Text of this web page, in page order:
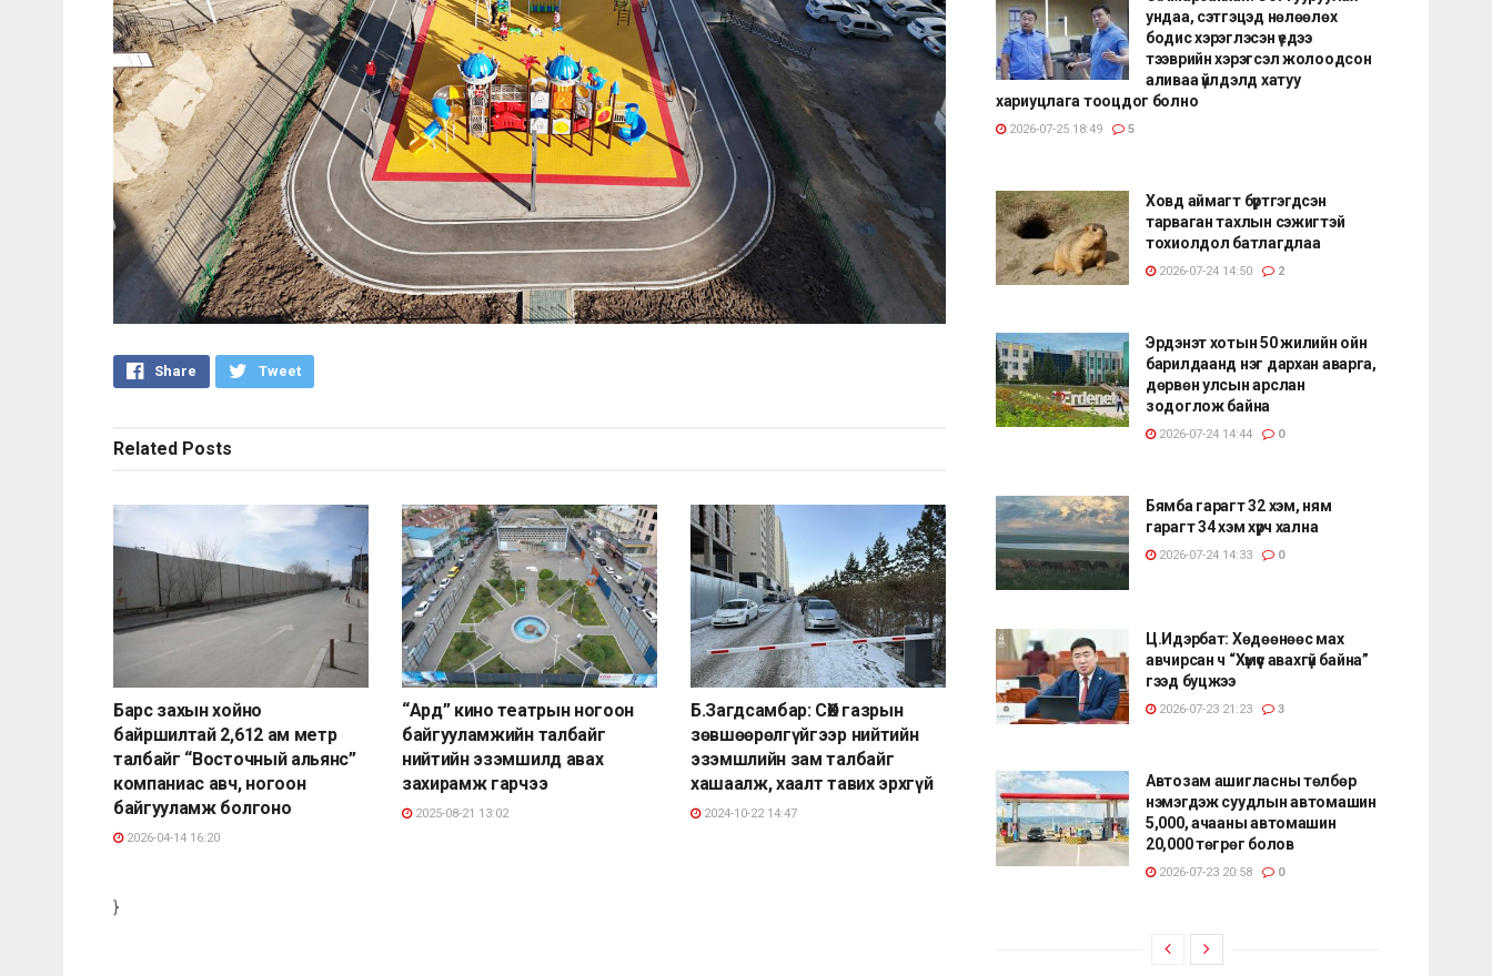
Share Tweet
Related Posts
Барс захын хойно
байршилтай 2,612 ам метр
талбайг “Восточный альянс”
компаниас авч, ногоон
байгууламж болгоно
2026-04-14 16:20
“Ард” кино театрын ногоон
байгууламжийн талбайг
нийтийн эзэмшилд авах
захирамж гарчээ
2025-08-21 13:02
Б.Загдсамбар: СӨХ газрын
зөвшөөрөлгүйгээр нийтийн
эзэмшлийн зам талбайг
хашаалж, хаалт тавих эрхгүй
2024-10-22 14:47
}
ундаа, сэтгэцэд нөлөөлөх
бодис хэрэглэсэн үедээ
тээврийн хэрэгсэл жолоодсон
аливаа үйлдэлд хатуу
хариуцлага тооцдог болно
2026-07-25 18:49 5
Ховд аймагт бүртгэгдсэн
тарваган тахлын сэжигтэй
тохиолдол батлагдлаа
2026-07-24 14:50 2
Эрдэнэт хотын 50 жилийн ойн
барилдаанд нэг дархан аварга,
дөрвөн улсын арслан
зодоглож байна
2026-07-24 14:44 0
Бямба гарагт 32 хэм, ням
гарагт 34 хэм хүрч хална
2026-07-24 14:33 0
Ц.Идэрбат: Хөдөөнөөс мах
авчирсан ч “Хүмүүс авахгүй байна”
гээд буцжээ
2026-07-23 21:23 3
Автозам ашигласны төлбөр
нэмэгдэж суудлын автомашин
5,000, ачааны автомашин
20,000 төгрөг болов
2026-07-23 20:58 0